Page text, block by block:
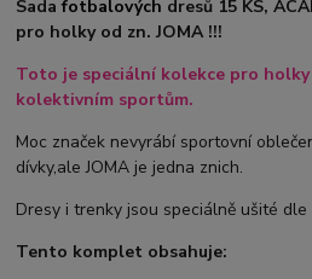
Sadafotbalových dresů 15 KS,
pro holky od zn. JOMA !!!
Toto je speciální kolekce pro
kolektivním sportům.
Moc značek nevyrábí sportovní
dívky,ale JOMA je jedna znich.
Dresy i trenky jsou speciálně ušité
Tento komplet obsahuje: